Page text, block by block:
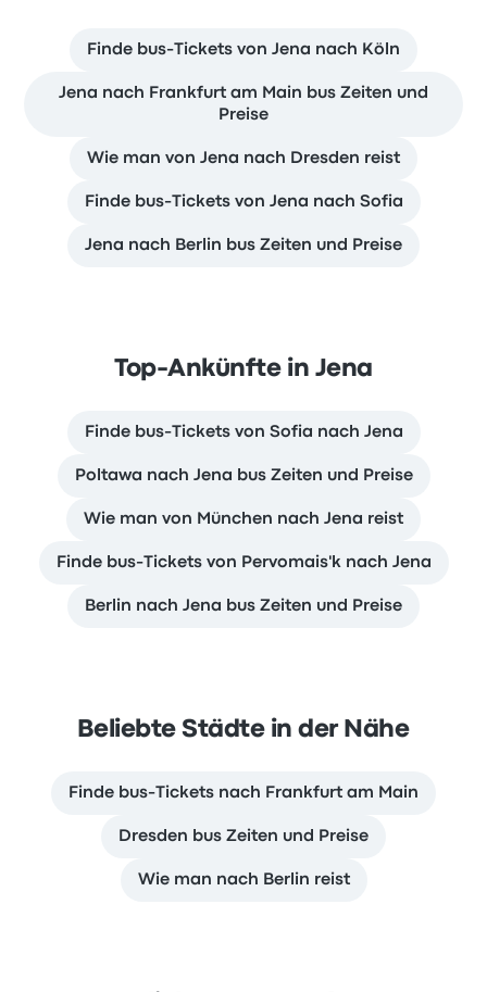
Finde bus-Tickets von Jena nach Köln
Jena nach Frankfurt am Main bus Zeiten und
Preise
Wie man von Jena nach Dresden reist
Finde bus-Tickets von Jena nach Sofia
Jena nach Berlin bus Zeiten und Preise
Top-Ankünfte in Jena
Finde bus-Tickets von Sofia nach Jena
Poltawa nach Jena bus Zeiten und Preise
Wie man von München nach Jena reist
Finde bus-Tickets von Pervomais'k nach Jena
Berlin nach Jena bus Zeiten und Preise
Beliebte Städte in der Nähe
Finde bus-Tickets nach Frankfurt am Main
Dresden bus Zeiten und Preise
Wie man nach Berlin reist